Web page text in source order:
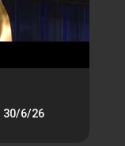
30/6/26